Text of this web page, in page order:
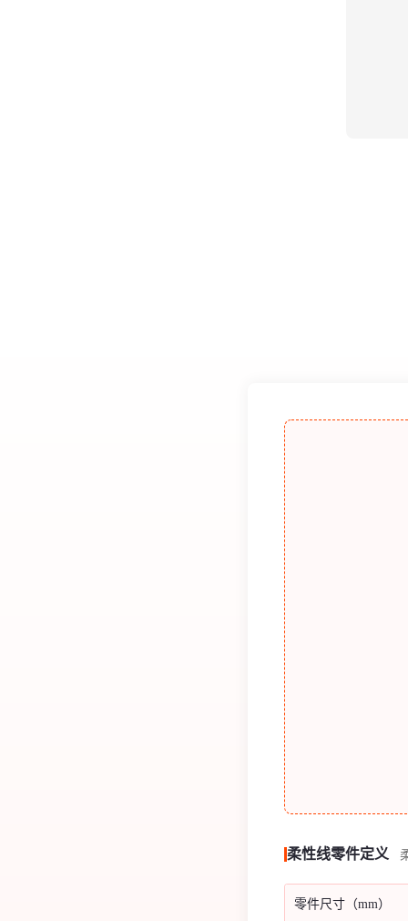
柔性线零件定义
零件尺寸（mm）